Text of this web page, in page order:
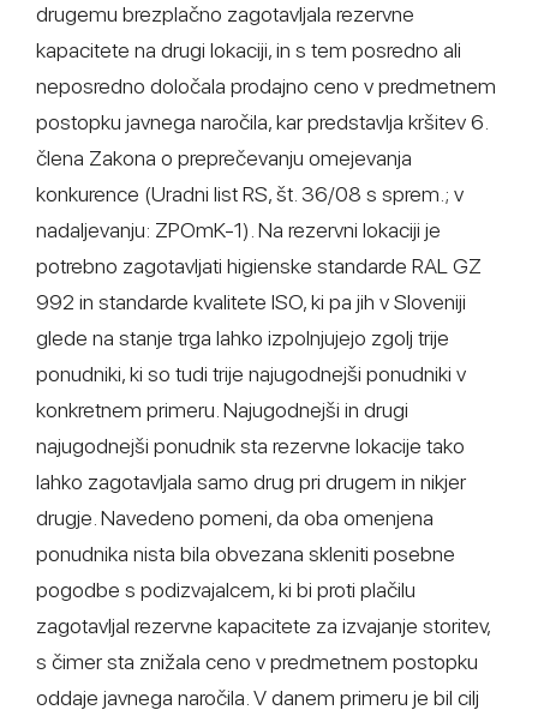
drugemu brezplačno zagotavljala rezervne
kapacitete na drugi lokaciji, in s tem posredno ali
neposredno določala prodajno ceno v predmetnem
postopku javnega naročila, kar predstavlja kršitev 6.
člena Zakona o preprečevanju omejevanja
konkurence (Uradni list RS, št. 36/08 s sprem.; v
nadaljevanju: ZPOmK-1). Na rezervni lokaciji je
potrebno zagotavljati higienske standarde RAL GZ
992 in standarde kvalitete ISO, ki pa jih v Sloveniji
glede na stanje trga lahko izpolnjujejo zgolj trije
ponudniki, ki so tudi trije najugodnejši ponudniki v
konkretnem primeru. Najugodnejši in drugi
najugodnejši ponudnik sta rezervne lokacije tako
lahko zagotavljala samo drug pri drugem in nikjer
drugje. Navedeno pomeni, da oba omenjena
ponudnika nista bila obvezana skleniti posebne
pogodbe s podizvajalcem, ki bi proti plačilu
zagotavljal rezervne kapacitete za izvajanje storitev,
s čimer sta znižala ceno v predmetnem postopku
oddaje javnega naročila. V danem primeru je bil cilj